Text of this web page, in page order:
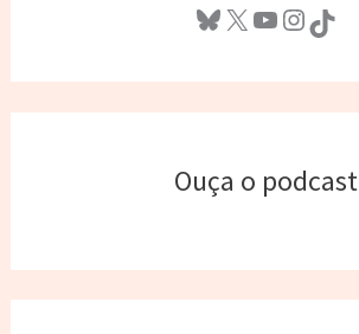
Bluesky X Youtube InstagramTikTok
Ouça o podcast